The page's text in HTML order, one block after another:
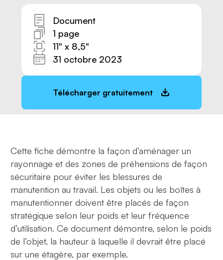
Nous joindre
Cette fiche démontre la façon d’aménager un
rayonnage et des zones de préhensions de façon
sécuritaire pour éviter les blessures de
manutention au travail. Les objets ou les boîtes à
manutentionner doivent être placés de façon
stratégique selon leur poids et leur fréquence
d’utilisation. Ce document démontre, selon le poids
de l’objet, la hauteur à laquelle il devrait être placé
sur une étagère, par exemple.
Document
1 page
11" x 8,5"
31 octobre 2023
Télécharger gratuitement